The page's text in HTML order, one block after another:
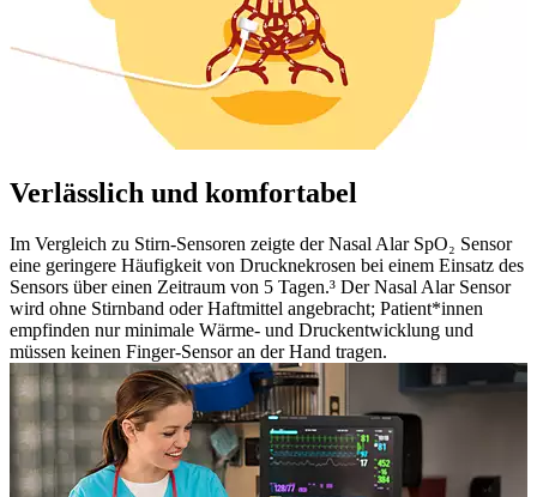
Verlässlich und komfortabel
Im Vergleich zu Stirn-Sensoren zeigte der Nasal Alar SpO₂ Sensor
eine geringere Häufigkeit von Drucknekrosen bei einem Einsatz des
Sensors über einen Zeitraum von 5 Tagen.³ Der Nasal Alar Sensor
wird ohne Stirnband oder Haftmittel angebracht; Patient*innen
empfinden nur minimale Wärme- und Druckentwicklung und
müssen keinen Finger-Sensor an der Hand tragen.